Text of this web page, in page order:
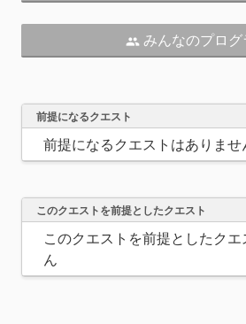
people みんなのプログ
前提になるクエスト
前提になるクエストはありませ
このクエストを前提としたクエスト
このクエストを前提としたク
ん